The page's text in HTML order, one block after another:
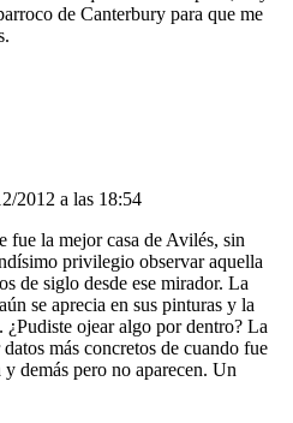
de Canterbury para que me
2012 a las 18:54
fue la mejor casa de Avilés, sin
privilegio observar aquella
de siglo desde ese mirador. La
se aprecia en sus pinturas y la
¿Pudiste ojear algo por dentro? La
más concretos de cuando fue
demás pero no aparecen. Un